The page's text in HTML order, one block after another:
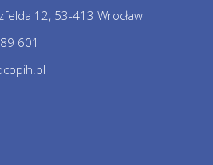
12, 53-413 Wrocław
601